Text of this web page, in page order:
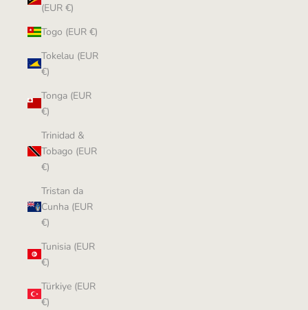
(EUR €)
Togo (EUR €)
Tokelau (EUR
€)
Tonga (EUR
€)
Trinidad &
Tobago (EUR
€)
Tristan da
Cunha (EUR
€)
Tunisia (EUR
€)
Türkiye (EUR
€)